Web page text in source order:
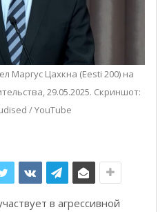
Маргус Цахкна (Eesti 200) на
29.05.2025. Скриншот:
/ YouTube
в агрессивной